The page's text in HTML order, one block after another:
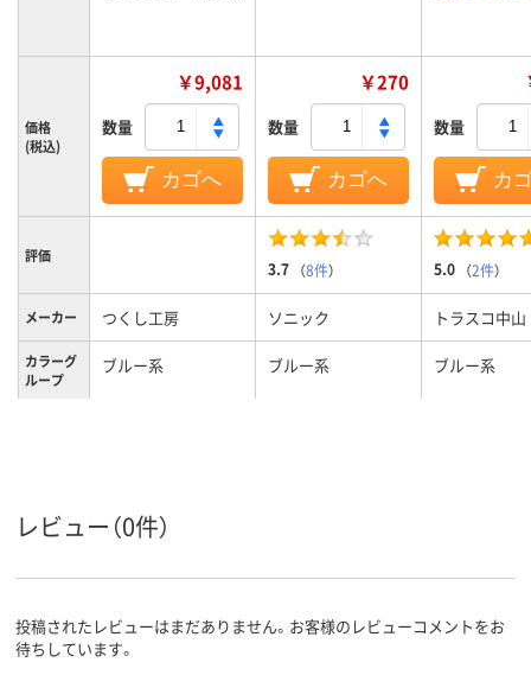
価格
(税込)
￥9,081
数量
カゴへ
￥270
数量
カゴへ
数量
カ
評価
3.7 （8件） 5.0 （2件）
メーカー つくし工房 ソニック トラスコ中山
カラーグ
ループ
ブルー系 ブルー系 ブルー系
レビュー（0件）
投稿されたレビューはまだありません。お客様のレビューコメントをお
待ちしています。